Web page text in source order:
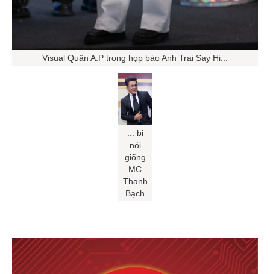
Visual Quân A.P trong họp báo Anh Trai Say Hi...
... bị
nói
giống
MC
Thanh
Bạch